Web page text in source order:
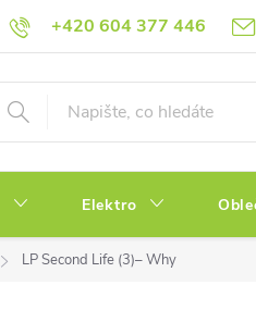
+420 604 377 446
Hodnocení obchodu Obchodní
Elektro
LP Second Life (3)– Why